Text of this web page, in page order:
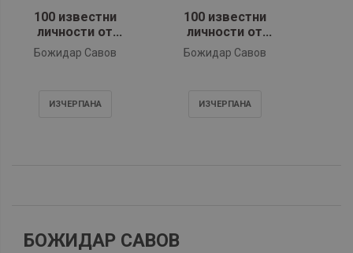
100 известни
личности от
българското
масонство (1879 -
Божидар Савов
ИЗЧЕРПАНA
100 известни
личности от
българското
масонство (1879 -
Божидар Савов
ИЗЧЕРПАНA
БОЖИДАР САВОВ